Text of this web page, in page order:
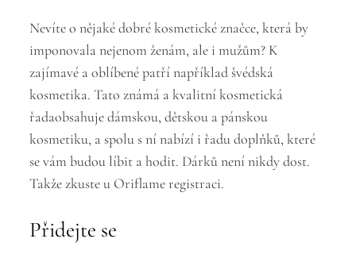
Nevíte o nějaké dobré kosmetické značce, která by
imponovala nejenom ženám, ale i mužům? K
zajímavé a oblíbené patří například švédská
kosmetika. Tato známá a kvalitní kosmetická
řadaobsahuje dámskou, dětskou a pánskou
kosmetiku, a spolu s ní nabízí i řadu doplňků, které
se vám budou líbit a hodit. Dárků není nikdy dost.
Takže zkuste u Oriflame registraci.
Přidejte se